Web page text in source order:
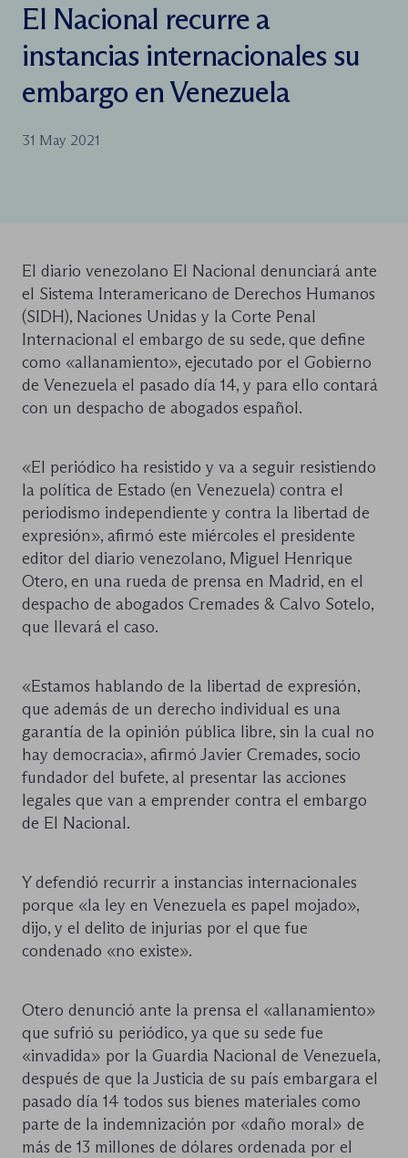
El Nacional recurre a
instancias internacionales su
embargo en Venezuela
31 May 2021
El diario venezolano El Nacional denunciará ante
el Sistema Interamericano de Derechos Humanos
(SIDH), Naciones Unidas y la Corte Penal
Internacional el embargo de su sede, que define
como «allanamiento», ejecutado por el Gobierno
de Venezuela el pasado día 14, y para ello contará
con un despacho de abogados español.
«El periódico ha resistido y va a seguir resistiendo
la política de Estado (en Venezuela) contra el
periodismo independiente y contra la libertad de
expresión», afirmó este miércoles el presidente
editor del diario venezolano, Miguel Henrique
Otero, en una rueda de prensa en Madrid, en el
despacho de abogados Cremades & Calvo Sotelo,
que llevará el caso.
«Estamos hablando de la libertad de expresión,
que además de un derecho individual es una
garantía de la opinión pública libre, sin la cual no
hay democracia», afirmó Javier Cremades, socio
fundador del bufete, al presentar las acciones
legales que van a emprender contra el embargo
de El Nacional.
Y defendió recurrir a instancias internacionales
porque «la ley en Venezuela es papel mojado»,
dijo, y el delito de injurias por el que fue
condenado «no existe».
Otero denunció ante la prensa el «allanamiento»
que sufrió su periódico, ya que su sede fue
«invadida» por la Guardia Nacional de Venezuela,
después de que la Justicia de su país embargara el
pasado día 14 todos sus bienes materiales como
parte de la indemnización por «daño moral» de
más de 13 millones de dólares ordenada por el